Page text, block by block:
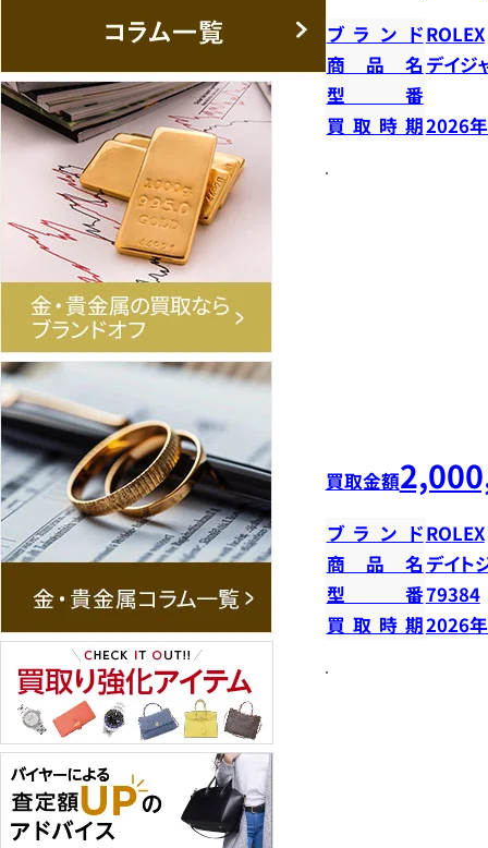
ブランドROLEX
商品名 デイジ
型番
買取時期2026
買取金額
ブランドROLEX
商品名 デイト
型番79384
買取時期2026